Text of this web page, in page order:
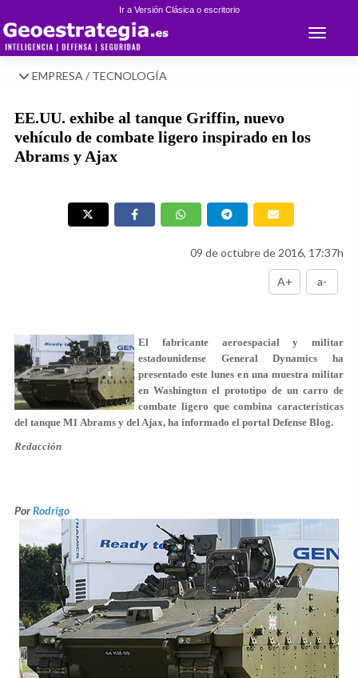
Ir a Versión Clásica o escritorio
Toggle
EMPRESA / TECNOLOGÍA
EE.UU. exhibe al tanque Griffin, nuevo
vehículo de combate ligero inspirado en los
Abrams y Ajax
09 de octubre de 2016, 17:37h
A+ a-
El fabricante aeroespacial y militar
estadounidense General Dynamics ha
presentado este lunes en una muestra militar
en Washington el prototipo de un carro de
combate ligero que combina características
del tanque M1 Abrams y del Ajax, ha informado el portal Defense Blog.
Redacción
PorRodrigo